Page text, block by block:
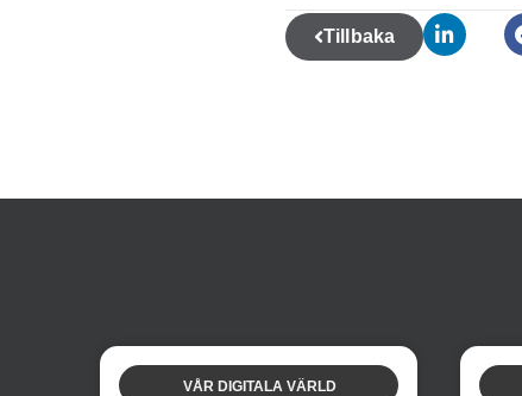
Tillbaka
VÅR DIGITALA VÄRLD